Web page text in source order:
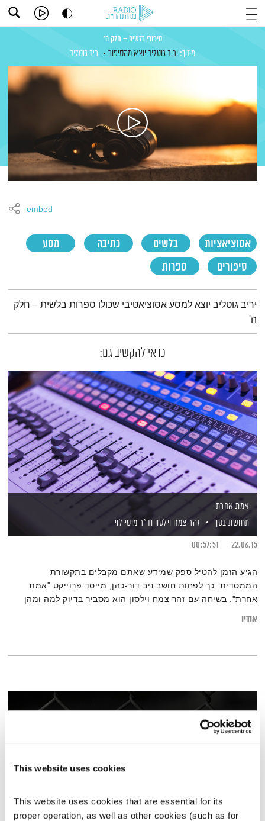
This website uses cookies
This website uses cookies that are essential for its
proper operation, as well as other cookies (such as for
סיפורי בלשים – חלק ה'
מתוך: יריב גוטליב יוצא מהסיפור יריב גוטליב
אסוציאציות בלשים כתיבה
מסע
סיפורים
ספרות
embed
תמצית הפודקאסט
יריב גוטליב יוצא למסע אסוציאטיבי שכולו ספרות בלשית – חלק
ה'
כדאי להקשיב גם:
אמת אחרת
תחושת בטן
זהר צמח וילסון וד"ר מוטי לוי
22.06.15
00:57:51
הגיע הזמן להטיל ספק שמידע שאתם מקבלים בתקשורת
הממסדית. כך לפחות חושב ניב דור-כהן, מייסד פרוייקט "אמת
אחרת". בשיחה עם זהר צמח וילסון הוא מסביר בדיוק למה ומהן
אודיו